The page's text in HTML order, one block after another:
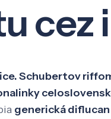
Schubertov
generická